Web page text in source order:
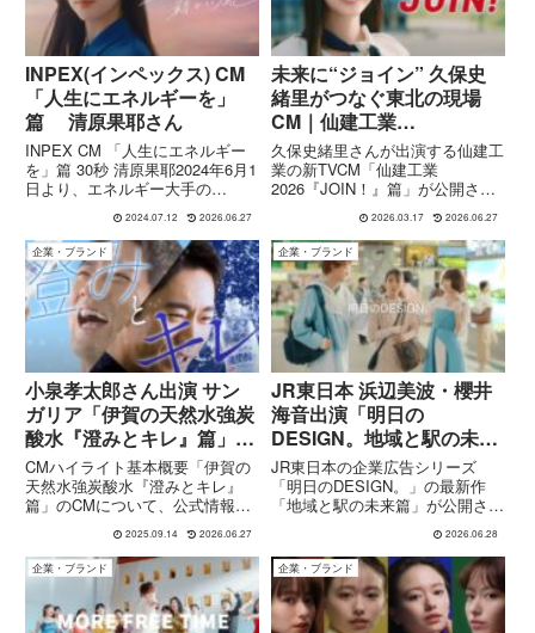
INPEX(インペックス) CM
「人生にエネルギーを」
篇 清原果耶さん
INPEX CM 「人生にエネルギー
を」篇 30秒 清原果耶2024年6月1
日より、エネルギー大手の
INPEXが新しいテレビCM「人生
にエネルギーを」を放映開始しま
した。このCMに登場するのは、
若手実力派の清原果耶(きよはら
かや)さんです...
2024.07.12 2026.06.27
未来に“ジョイン” 久保史
緒里がつなぐ東北の現場
CM｜仙建工業
2026「JOIN！」篇
久保史緒里さんが出演する仙建工
業の新TVCM「仙建工業
2026『JOIN！』篇」が公開さ
れ、2026年3月23日より東北6県
で放送開始されます。本CMは、
土木・建築・線路の各分野で働く
若手社員のリアルな現場を描きな
がら、建設業の魅力とやりが...
2026.03.17 2026.06.27
企業・ブランド
小泉孝太郎さん出演 サン
ガリア「伊賀の天然水強炭
酸水『澄みとキレ』篇」
CM 楽曲
Mondays『I’m Over
You』
CMハイライト基本概要「伊賀の
天然水強炭酸水『澄みとキレ』
篇」のCMについて、公式情報で
確認できる範囲を整理します
（“伝聞”情報も混ざっているの
で、そのあたり線を引いておきま
す）出演：俳優の 小泉孝太郎さ
ん。 商品名：「伊賀の天然水強
炭酸水...
2025.09.14 2026.06.27
企業・ブランド
JR東日本 浜辺美波・櫻井
海音出演「明日の
DESIGN。地域と駅の未来
篇」CMを紹介！駅が暮ら
しの拠点へ進化
JR東日本の企業広告シリーズ
「明日のDESIGN。」の最新作
「地域と駅の未来篇」が公開され
と櫻井海音さんが出演。舞台は新
潟県の燕三条駅で、駅が地域産業
や人々の学び・健康を支える「生
活・経済の拠点」へと進化して
い...
2026.06.28
企業・ブランド 企業・ブランド